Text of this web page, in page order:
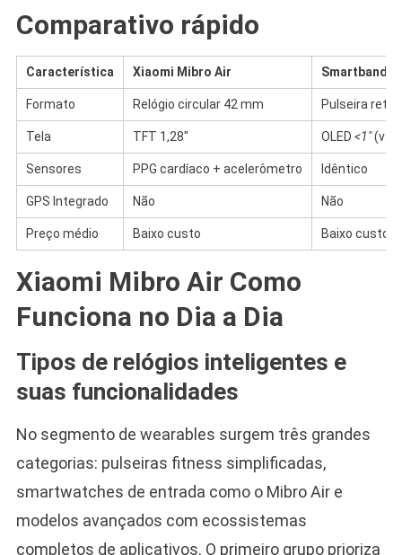
Comparativo rápido
Característica Xiaomi Mibro Air Smartband
Formato Relógio circular 42 mm Pulseira
Tela TFT 1,28″ OLED <1″
Sensores PPG cardíaco + acelerômetro Idêntico
GPS Integrado Não Não
Preço médio Baixo custo Baixo custo
Xiaomi Mibro Air Como
Funciona no Dia a Dia
Tipos de relógios inteligentes e
suas funcionalidades
No segmento de wearables surgem três grandes
categorias: pulseiras fitness simplificadas,
smartwatches de entrada como o Mibro Air e
modelos avançados com ecossistemas
completos de aplicativos. O primeiro grupo prioriza